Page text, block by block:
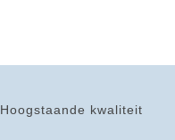
Hoogstaande kwaliteit